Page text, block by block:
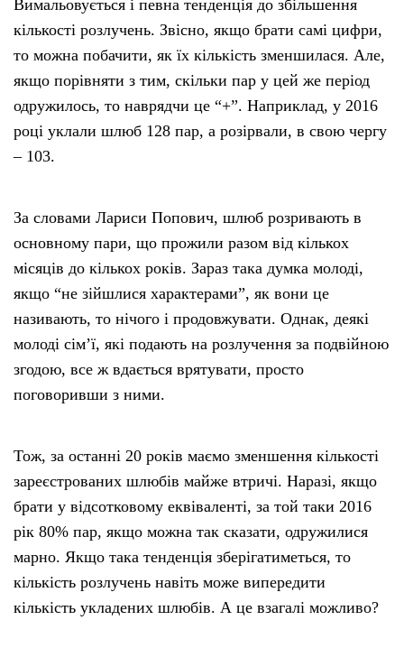
Вимальовується і певна тенденція до збільшення
кількості розлучень. Звісно, якщо брати самі цифри,
то можна побачити, як їх кількість зменшилася. Але,
якщо порівняти з тим, скільки пар у цей же період
одружилось, то наврядчи це “+”. Наприклад, у 2016
році уклали шлюб 128 пар, а розірвали, в свою чергу
– 103.
За словами Лариси Попович, шлюб розривають в
основному пари, що прожили разом від кількох
місяців до кількох років. Зараз така думка молоді,
якщо “не зійшлися характерами”, як вони це
називають, то нічого і продовжувати. Однак, деякі
молоді сім’ї, які подають на розлучення за подвійною
згодою, все ж вдається врятувати, просто
поговоривши з ними.
Тож, за останні 20 років маємо зменшення кількості
зареєстрованих шлюбів майже втричі. Наразі, якщо
брати у відсотковому еквіваленті, за той таки 2016
рік 80% пар, якщо можна так сказати, одружилися
марно. Якщо така тенденція зберігатиметься, то
кількість розлучень навіть може випередити
кількість укладених шлюбів. А це взагалі можливо?